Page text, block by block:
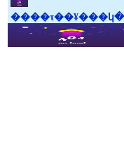
����τ��¥���կ�